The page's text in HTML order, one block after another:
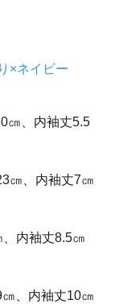
×ネイビー
㎝、内袖丈5.5
㎝、内袖丈7㎝
内袖丈8.5㎝
、内袖丈10㎝